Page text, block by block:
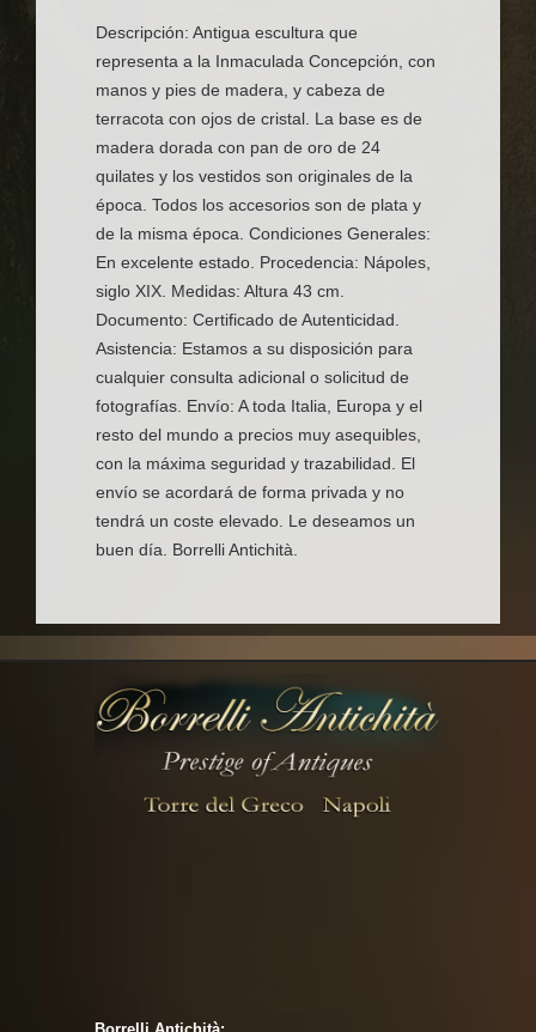
Descripción: Antigua escultura que
representa a la Inmaculada Concepción, con
manos y pies de madera, y cabeza de
terracota con ojos de cristal. La base es de
madera dorada con pan de oro de 24
quilates y los vestidos son originales de la
época. Todos los accesorios son de plata y
de la misma época. Condiciones Generales:
En excelente estado. Procedencia: Nápoles,
siglo XIX. Medidas: Altura 43 cm.
Documento: Certificado de Autenticidad.
Asistencia: Estamos a su disposición para
cualquier consulta adicional o solicitud de
fotografías. Envío: A toda Italia, Europa y el
resto del mundo a precios muy asequibles,
con la máxima seguridad y trazabilidad. El
envío se acordará de forma privada y no
tendrá un coste elevado. Le deseamos un
buen día. Borrelli Antichità.